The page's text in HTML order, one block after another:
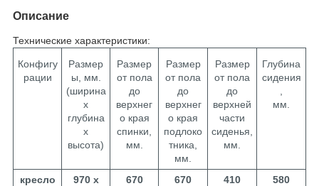
Описание
Технические характеристики:
Конфигу
рации
Размер
ы, мм.
(ширина
х
глубина
х
высота)
Размер
от пола
до
верхнег
о края
спинки,
мм.
Размер
от пола
до
верхнег
о края
подлоко
тника,
мм.
Размер
от пола
до
верхней
части
сиденья,
мм.
Глубина
сидения
мм.
кресло
970 х
670 670 410 580